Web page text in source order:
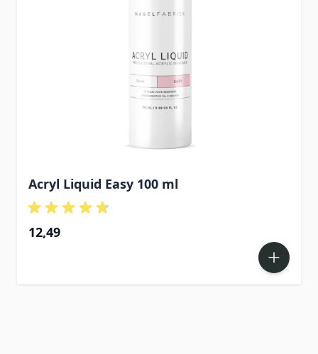
Acryl Liquid Easy 100 ml
12,49